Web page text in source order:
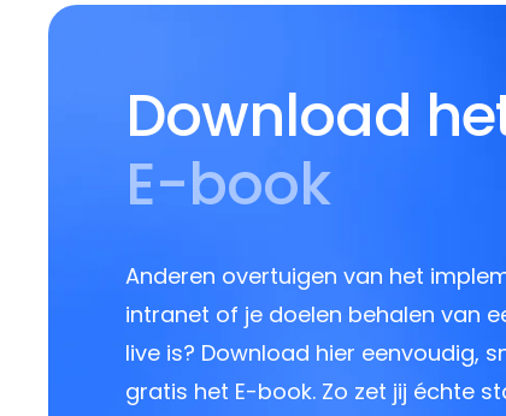
Download
E-book
Anderen overtuigen van het
intranet of je doelen behalen van
live is? Download hier eenvoudig,
gratis het E-book. Zo zet jij échte